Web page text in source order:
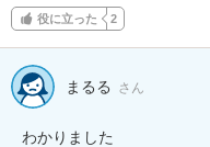
役に立った 2
まるる さん
わかりました